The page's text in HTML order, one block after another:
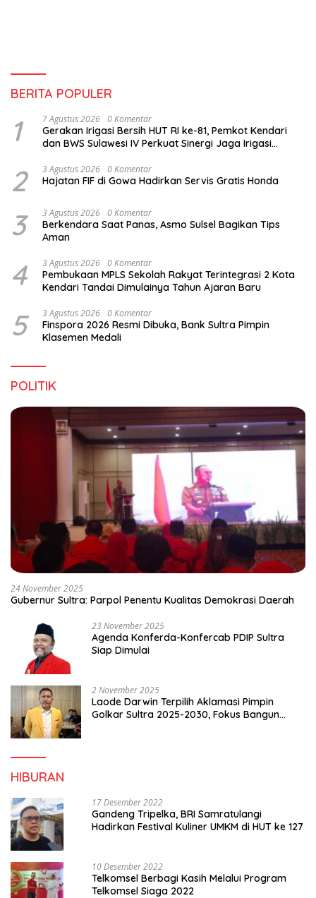
BERITA POPULER
1 7 Agustus 2026 0 Komentar
Gerakan Irigasi Bersih HUT RI ke-81, Pemkot Kendari
dan BWS Sulawesi IV Perkuat Sinergi Jaga Irigasi
2 3 Agustus 2026 0 Komentar
Hajatan FIF di Gowa Hadirkan Servis Gratis Honda
3 3 Agustus 2026 0 Komentar
Berkendara Saat Panas, Asmo Sulsel Bagikan Tips
Aman
4 3 Agustus 2026 0 Komentar
Pembukaan MPLS Sekolah Rakyat Terintegrasi 2 Kota
Kendari Tandai Dimulainya Tahun Ajaran Baru
5 3 Agustus 2026 0 Komentar
Finspora 2026 Resmi Dibuka, Bank Sultra Pimpin
Klasemen Medali
POLITIK
24 November 2025
Gubernur Sultra: Parpol Penentu Kualitas Demokrasi Daerah
23 November 2025
Agenda Konferda-Konfercab PDIP Sultra
Siap Dimulai
2 November 2025
Laode Darwin Terpilih Aklamasi Pimpin
Golkar Sultra 2025-2030, Fokus Bangun
HIBURAN
17 Desember 2022
Gandeng Tripelka, BRI Samratulangi
Hadirkan Festival Kuliner UMKM di HUT ke 127
10 Desember 2022
Telkomsel Berbagi Kasih Melalui Program
Telkomsel Siaga 2022